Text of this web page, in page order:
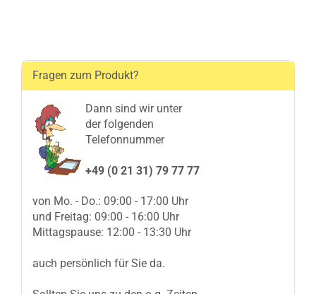
Fragen zum Produkt?
Dann sind wir unter
der folgenden
Telefonnummer
+49 (0 21 31) 79 77 77
von Mo. - Do.: 09:00 - 17:00 Uhr
und Freitag: 09:00 - 16:00 Uhr
Mittagspause: 12:00 - 13:30 Uhr
auch persönlich für Sie da.